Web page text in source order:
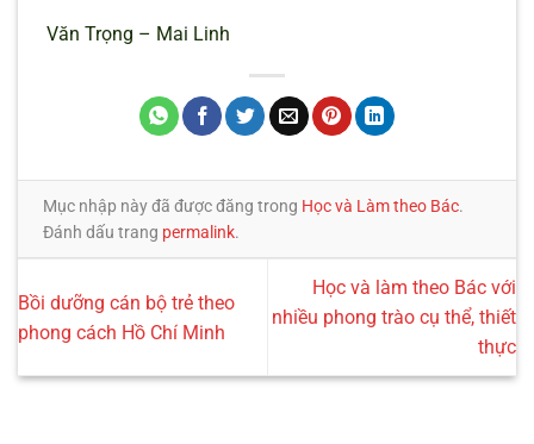
Văn Trọng – Mai Linh
Mục nhập này đã được đăng trong Học và Làm theo Bác.
Đánh dấu trang permalink.
Bồi dưỡng cán bộ trẻ theo
phong cách Hồ Chí Minh
Học và làm theo Bác với
nhiều phong trào cụ thể, thiết
thực